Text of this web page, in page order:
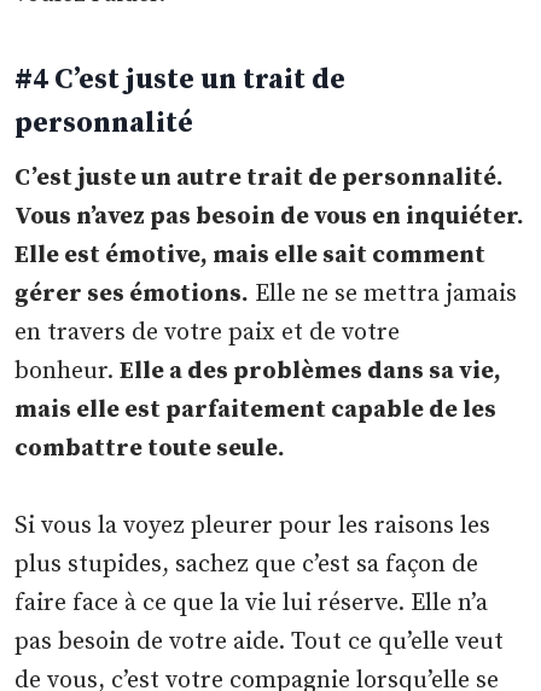
#4 C’est juste un trait de
personnalité
C’est juste un autre trait de personnalité.
Vous n’avez pas besoin de vous en inquiéter.
Elle est émotive, mais elle sait comment
gérer ses émotions. Elle ne se mettra jamais
en travers de votre paix et de votre
bonheur.Elle a des problèmes dans sa vie,
mais elle est parfaitement capable de les
combattre toute seule.
Si vous la voyez pleurer pour les raisons les
plus stupides, sachez que c’est sa façon de
faire face à ce que la vie lui réserve. Elle n’a
pas besoin de votre aide. Tout ce qu’elle veut
de vous, c’est votre compagnie lorsqu’elle se